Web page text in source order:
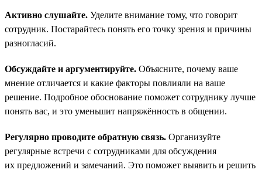
Активно слушайте. Уделите внимание тому, что говорит
сотрудник. Постарайтесь понять его точку зрения и причины
разногласий.
Обсуждайте и аргументируйте. Объясните, почему ваше
мнение отличается и какие факторы повлияли на ваше
решение. Подробное обоснование поможет сотруднику лучше
понять вас, и это уменьшит напряжённость в общении.
Регулярно проводите обратную связь. Организуйте
регулярные встречи с сотрудниками для обсуждения
их предложений и замечаний. Это поможет выявить и решить